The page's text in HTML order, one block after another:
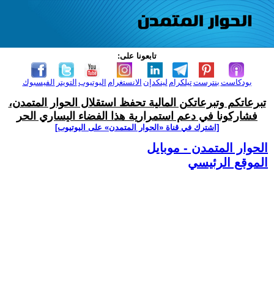
تابعونا على:
الفيسبوك التويتر اليوتيوب الانستغرام لينكدإن تيلكرامبنترست بودكاست
تبرعاتكم وتبرعاتكن المالية تحفظ استقلال الحوار المتمدن،
فشاركونا في دعم استمرارية هذا الفضاء اليساري الحر
[اشترك في قناة ‫«الحوار المتمدن» على اليوتيوب]
الحوار المتمدن - موبايل
الموقع الرئيسي